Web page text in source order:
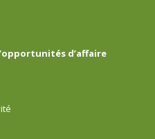
d’affaire